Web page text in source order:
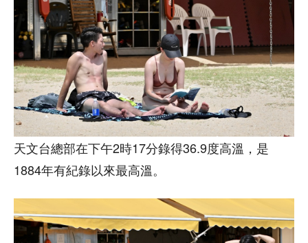
天文台總部在下午2時17分錄得36.9度高溫，是
1884年有紀錄以來最高溫。